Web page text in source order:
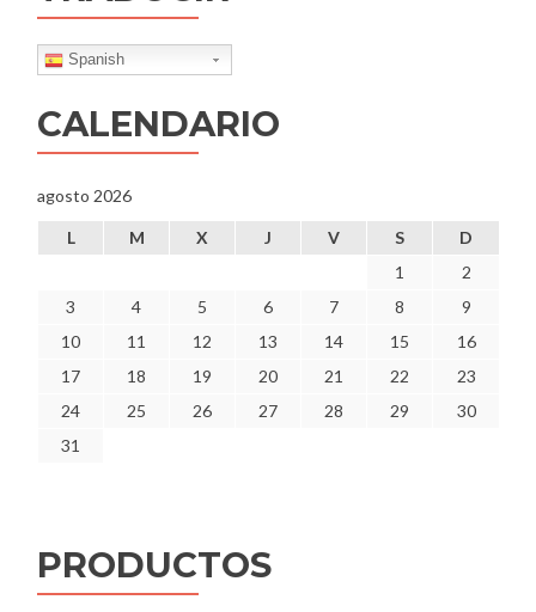
Spanish
CALENDARIO
agosto 2026
L M X J V S
D
1
2
3
4 5 6 7 8
9
10
11 12 13 14 15
16
17
18 19 20 21 22
23
24
25 26 27 28 29
30
31
PRODUCTOS